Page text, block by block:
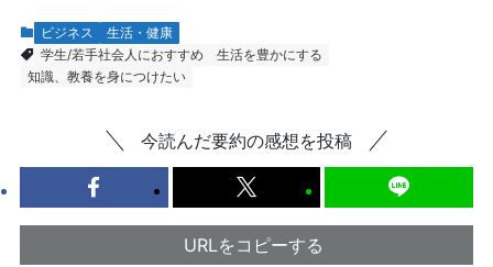
ビジネス
生活・健康
学生/若手社会人におすすめ
生活を豊かにする
知識、教養を身につけたい
今読んだ要約の感想を投稿
URLをコピーする